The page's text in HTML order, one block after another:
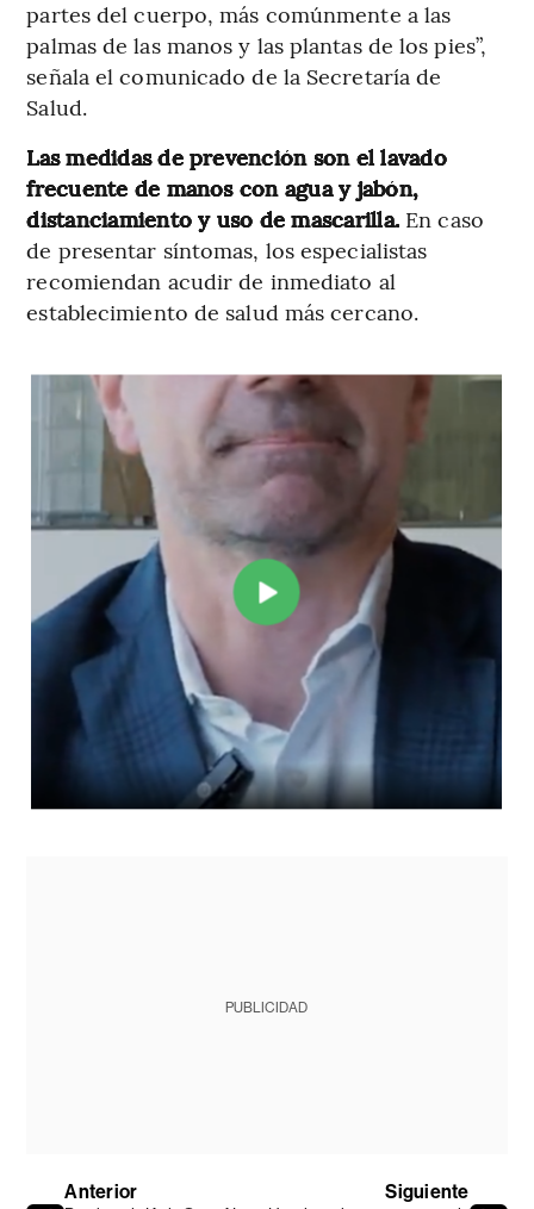
partes del cuerpo, más comúnmente a las
palmas de las manos y las plantas de los pies”,
señala el comunicado de la Secretaría de
Salud.
Las medidas de prevención son el lavado
frecuente de manos con agua y jabón,
distanciamiento y uso de mascarilla. En caso
de presentar síntomas, los especialistas
recomiendan acudir de inmediato al
establecimiento de salud más cercano.
PUBLICIDAD
Anterior Siguiente